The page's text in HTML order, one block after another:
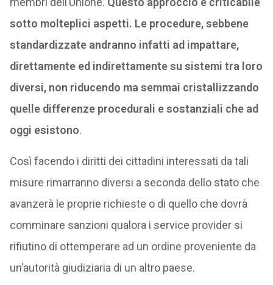
sotto molteplici aspetti. Le procedure, sebbene
standardizzate andranno infatti ad impattare,
direttamente ed indirettamente su sistemi tra loro
diversi, non riducendo ma semmai cristallizzando
quelle differenze procedurali e sostanziali che ad
oggi esistono.
Così facendo i diritti dei cittadini interessati da tali
misure rimarranno diversi a seconda dello stato che
avanzerà le proprie richieste o di quello che dovrà
comminare sanzioni qualora i service provider si
rifiutino di ottemperare ad un ordine proveniente da
un’autorità giudiziaria di un altro paese.